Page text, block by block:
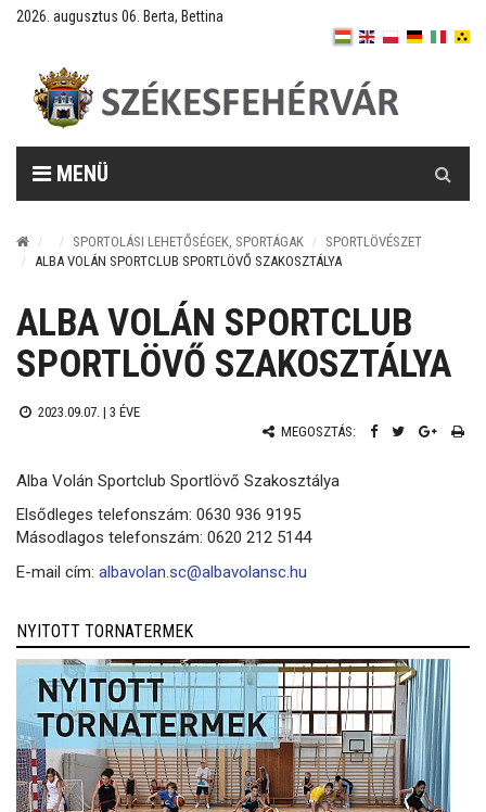
2026. augusztus 06. Berta, Bettina
MENÜ
SPORTOLÁSI LEHETŐSÉGEK, SPORTÁGAK
SPORTLÖVÉSZET
ALBA VOLÁN SPORTCLUB SPORTLÖVŐ SZAKOSZTÁLYA
ALBA VOLÁN SPORTCLUB
SPORTLÖVŐ SZAKOSZTÁLYA
2023.09.07. | 3 ÉVE
MEGOSZTÁS:
Alba Volán Sportclub Sportlövő Szakosztálya
Elsődleges telefonszám: 0630 936 9195
Másodlagos telefonszám: 0620 212 5144
E-mail cím: albavolan.sc@albavolansc.hu
NYITOTT TORNATERMEK